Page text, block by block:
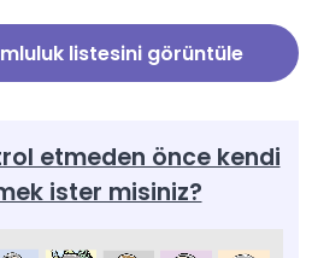
listesini görüntüle
etmeden önce kendi
ister misiniz?